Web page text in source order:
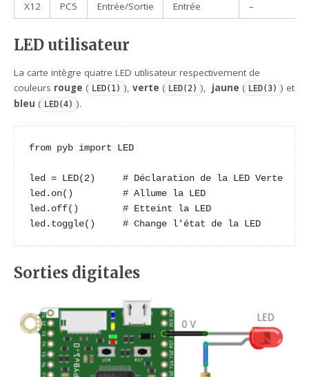
X12 PC5 Entrée/Sortie Entrée –
LED utilisateur
La carte intègre quatre LED utilisateur respectivement de
couleurs rouge ( LED(1) ),verte ( LED(2) ), jaune ( LED(3) ) et
bleu ( LED(4) ).
from pyb import LED
led = LED(2)     # Déclaration de la LED Verte
led.on()         # Allume la LED
led.off()        # Etteint la LED
led.toggle()     # Change l'état de la LED
Sorties digitales